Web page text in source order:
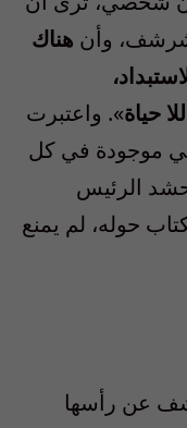
وأن هناك
حياة». واعتبرت
موجودة في كل
الرئيس
حوله، لم يمنع
عن رأسها